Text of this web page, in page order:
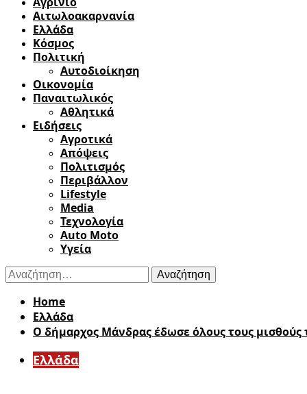
Αιτωλοακαρνανία
Ελλάδα
Κόσμος
Πολιτική
Αυτοδιοίκηση
Οικονομία
Παναιτωλικός
Αθλητικά
Ειδήσεις
Αγροτικά
Απόψεις
Πολιτισμός
Περιβάλλον
Lifestyle
Media
Τεχνολογία
Auto Moto
Υγεία
Αναζήτηση
για:
Home
Ελλάδα
Ο δήμαρχος Μάνδρας έδωσε όλους τους μισθούς
Ελλάδα